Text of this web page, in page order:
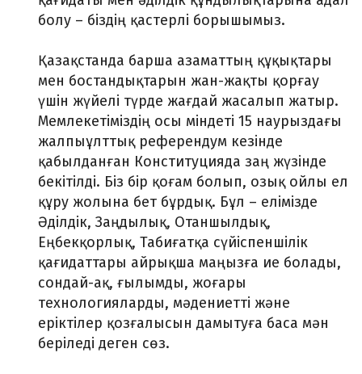
болу – біздің қастерлі борышымыз.
Қазақстанда барша азаматтың құқықтары
мен бостандықтарын жан-жақты қорғау
үшін жүйелі түрде жағдай жасалып жатыр.
Мемлекетіміздің осы міндеті 15 наурыздағы
жалпыұлттық референдум кезінде
қабылданған Конституцияда заң жүзінде
бекітілді. Біз бір қоғам болып, озық ойлы ел
құру жолына бет бұрдық. Бұл – елімізде
Әділдік, Заңдылық, Отаншылдық,
Еңбекқорлық, Табиғатқа сүйіспеншілік
қағидаттары айрықша маңызға ие болады,
сондай-ақ, ғылымды, жоғары
технологияларды, мәдениетті және
еріктілер қозғалысын дамытуға баса мән
беріледі деген сөз.